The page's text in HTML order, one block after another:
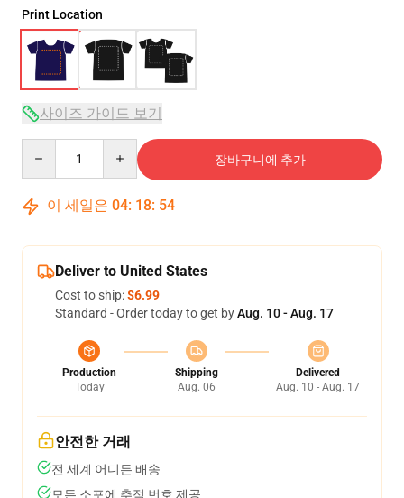
Print Location
사이즈 가이드 보기
장바구니에 추가
이 세일은 04: 18: 53
Deliver to United States
Cost to ship:$6.99
Standard - Order today to get byAug. 10 - Aug. 17
Production
Today
Shipping
Aug. 06
Delivered
Aug. 10 - Aug. 17
안전한 거래
전 세계 어디든 배송
모든 소포에 추적 번호 제공